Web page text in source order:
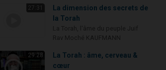
27:31
La dimension des secrets de
la Torah
29:28
La Torah : âme, cerveau &
cœur